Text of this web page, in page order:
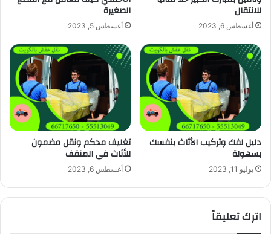
للانتقال
أغسطس 6, 2023
الصغيرة
أغسطس 5, 2023
دليل لفك وتركيب الأثاث بنفسك
بسهولة
يوليو 11, 2023
تغليف محكم ونقل مضمون
للأثاث في المنقف
أغسطس 6, 2023
اترك تعليقاً